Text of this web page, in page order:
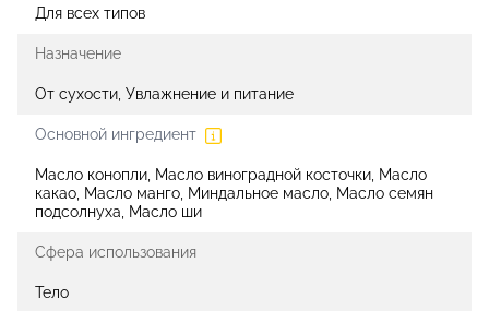
Для всех типов
Назначение
От сухости, Увлажнение и питание
Основной ингредиент
Масло конопли, Масло виноградной косточки, Масло
какао, Масло манго, Миндальное масло, Масло семян
подсолнуха, Масло ши
Сфера использования
Тело